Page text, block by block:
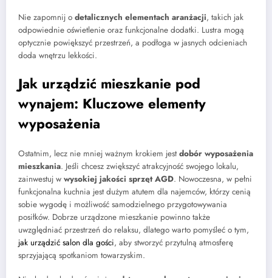
Nie zapomnij o detalicznych elementach aranżacji, takich jak
odpowiednie oświetlenie oraz funkcjonalne dodatki. Lustra mogą
optycznie powiększyć przestrzeń, a podłoga w jasnych odcieniach
doda wnętrzu lekkości.
Jak urządzić mieszkanie pod
wynajem: Kluczowe elementy
wyposażenia
Ostatnim, lecz nie mniej ważnym krokiem jestdobór wyposażenia
mieszkania. Jeśli chcesz zwiększyć atrakcyjność swojego lokalu,
zainwestuj w wysokiej jakości sprzęt AGD. Nowoczesna, w pełni
funkcjonalna kuchnia jest dużym atutem dla najemców, którzy cenią
sobie wygodę i możliwość samodzielnego przygotowywania
posiłków. Dobrze urządzone mieszkanie powinno także
uwzględniać przestrzeń do relaksu, dlatego warto pomyśleć o tym,
jak urządzić salon dla gości, aby stworzyć przytulną atmosferę
sprzyjającą spotkaniom towarzyskim.